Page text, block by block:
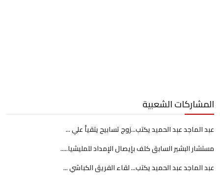
المشاركات الشعبية
عبد الماجد عبد الحميد يكتب...زوج تسابيح يتقيأ علي ...
مستشار البشير السابق كلف بإيصال الإمداد للمليشيا.....
عبد الماجد عبد الحميد يكتب... لقاء الفريق الكباشي ...